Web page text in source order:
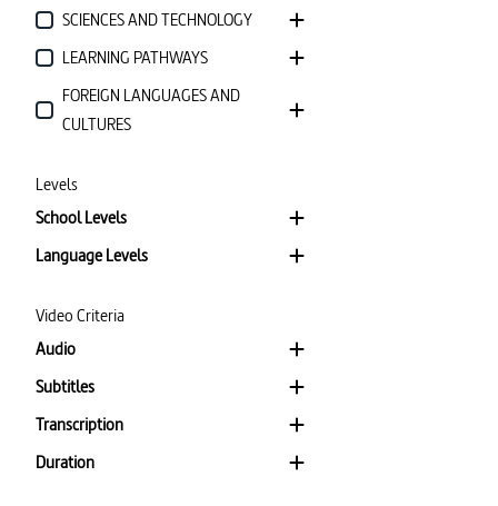
SCIENCES AND TECHNOLOGY
LEARNING PATHWAYS
FOREIGN LANGUAGES AND
CULTURES
Levels
School Levels
Language Levels
Video Criteria
Audio
Subtitles
Transcription
Duration